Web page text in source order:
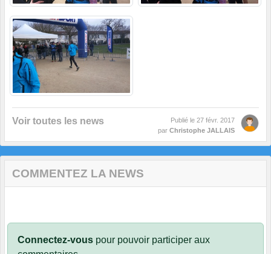
Voir toutes les news Publié le 27 févr. 2017
par Christophe JALLAIS
COMMENTEZ LA NEWS
Connectez-vous pour pouvoir participer aux